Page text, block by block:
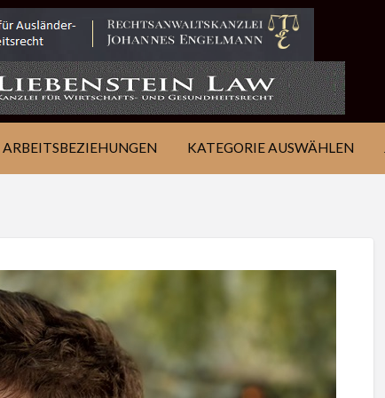
JOB
FINDEN
ÜBER
WSJ
KONTAKT
ARBEITSBEZIEHUNGEN KATEGORIE AUSWÄHLEN